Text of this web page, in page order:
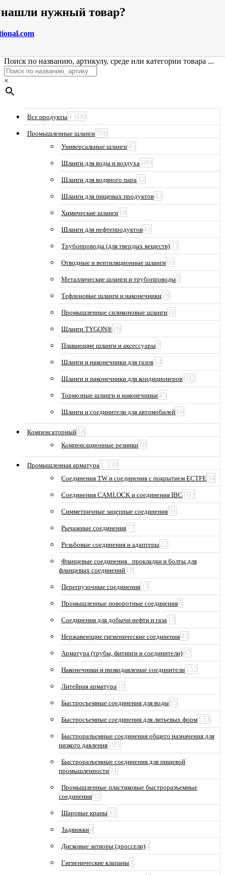
нужный товар?
Поиск по названию, артикулу, среде или категории товара ...
×
Все продукты4 606
Промышленные шланги708
Универсальные шланги45
Шланги для воды и воздуха 189
Шланги для водяного пара32
Шланги для пищевых продуктов43
Химические шланги 18
Шланги для нефтепродуктов43
Трубопроводы (для твердых веществ)23
Отводные и вентиляционные шланги69
Металлические шланги и трубопроводы2
Тефлоновые шланги и наконечники28
Промышленные силиконовые шланги 11
Шланги TYGON®26
Плавающие шланги и аксессуары2
Шланги и наконечники для газов 14
Шланги и наконечники для кондиционеров 102
Тормозные шланги и наконечники45
Шланги и соединители для автомобилей 16
Компенсаторный 18
Компенсационные резинки 18
Промышленная арматура 1 338
Соединения TW и соединения с покрытием ECTFE34
Соединения CAMLOCK и соединения IBC 103
Симметричные зацепные соединения91
Рычажные соединения77
Резьбовые соединения и адаптеры22
Фланцевые соединения_ прокладки и болты для
фланцевых соединений 19
Перегрузочные соединения23
Промышленные поворотные соединения6
Соединения для добычи нефти и газа 13
Нержавеющие гигиенические соединения43
Арматура (трубы, фитинги и соединители)87
Наконечники и низкодавленые соединители 152
Литейная арматура 10
Быстросъемные соединения для воды85
Быстросъемные соединения для литьевых форм 133
Быстроразъемные соединения общего назначения для
низкого давления 195
Быстроразъемные соединения для пищевой
промышленности21
Промышленные пластиковые быстроразъемные
соединения65
Шаровые краны32
Задвижки4
Дисковые затворы (дроссели)4
Гигиенические клапаны 1